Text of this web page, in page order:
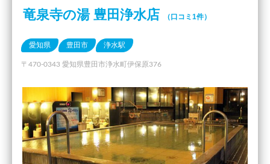
竜泉寺の湯 豊田浄水店 （口コミ1件）
愛知県 豊田市 浄水駅
〒470-0343 愛知県豊田市浄水町伊保原376